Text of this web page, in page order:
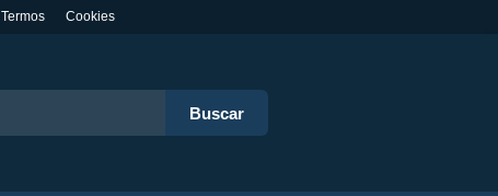
Termos Cookies
Buscar